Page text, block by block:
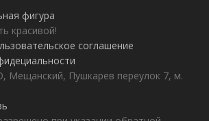
фигура
красивой!
соглашение
Мещанский, Пушкарев переулок 7, м.